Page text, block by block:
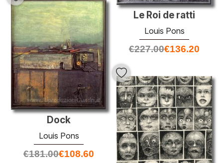
Le Roi de ratti
Louis Pons
€227.00€136.20
Dock
Louis Pons
€181.00€108.60